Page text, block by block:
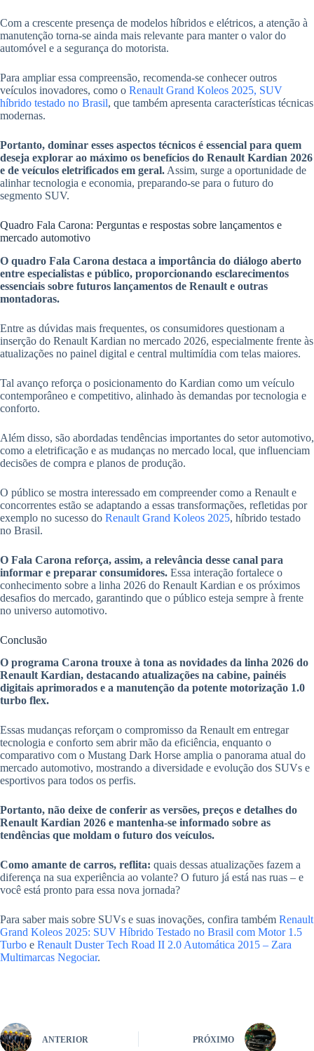
Com a crescente presença de modelos híbridos e elétricos, a atenção à
manutenção torna-se ainda mais relevante para manter o valor do
automóvel e a segurança do motorista.
Para ampliar essa compreensão, recomenda-se conhecer outros
veículos inovadores, como o Renault Grand Koleos 2025, SUV
híbrido testado no Brasil, que também apresenta características técnicas
modernas.
Portanto, dominar esses aspectos técnicos é essencial para quem
deseja explorar ao máximo os benefícios do Renault Kardian 2026
e de veículos eletrificados em geral. Assim, surge a oportunidade de
alinhar tecnologia e economia, preparando-se para o futuro do
segmento SUV.
Quadro Fala Carona: Perguntas e respostas sobre lançamentos e
mercado automotivo
O quadro Fala Carona destaca a importância do diálogo aberto
entre especialistas e público, proporcionando esclarecimentos
essenciais sobre futuros lançamentos de Renault e outras
montadoras.
Entre as dúvidas mais frequentes, os consumidores questionam a
inserção do Renault Kardian no mercado 2026, especialmente frente às
atualizações no painel digital e central multimídia com telas maiores.
Tal avanço reforça o posicionamento do Kardian como um veículo
contemporâneo e competitivo, alinhado às demandas por tecnologia e
conforto.
Além disso, são abordadas tendências importantes do setor automotivo,
como a eletrificação e as mudanças no mercado local, que influenciam
decisões de compra e planos de produção.
O público se mostra interessado em compreender como a Renault e
concorrentes estão se adaptando a essas transformações, refletidas por
exemplo no sucesso do Renault Grand Koleos 2025, híbrido testado
no Brasil.
O Fala Carona reforça, assim, a relevância desse canal para
informar e preparar consumidores. Essa interação fortalece o
conhecimento sobre a linha 2026 do Renault Kardian e os próximos
desafios do mercado, garantindo que o público esteja sempre à frente
no universo automotivo.
Conclusão
O programa Carona trouxe à tona as novidades da linha 2026 do
Renault Kardian, destacando atualizações na cabine, painéis
digitais aprimorados e a manutenção da potente motorização 1.0
turbo flex.
Essas mudanças reforçam o compromisso da Renault em entregar
tecnologia e conforto sem abrir mão da eficiência, enquanto o
comparativo com o Mustang Dark Horse amplia o panorama atual do
mercado automotivo, mostrando a diversidade e evolução dos SUVs e
esportivos para todos os perfis.
Portanto, não deixe de conferir as versões, preços e detalhes do
Renault Kardian 2026 e mantenha-se informado sobre as
tendências que moldam o futuro dos veículos.
Como amante de carros, reflita: quais dessas atualizações fazem a
diferença na sua experiência ao volante? O futuro já está nas ruas – e
você está pronto para essa nova jornada?
Para saber mais sobre SUVs e suas inovações, confira também Renault
Grand Koleos 2025: SUV Híbrido Testado no Brasil com Motor 1.5
Turbo e Renault Duster Tech Road II 2.0 Automática 2015 – Zara
Multimarcas Negociar.
ANTERIOR PRÓXIMO